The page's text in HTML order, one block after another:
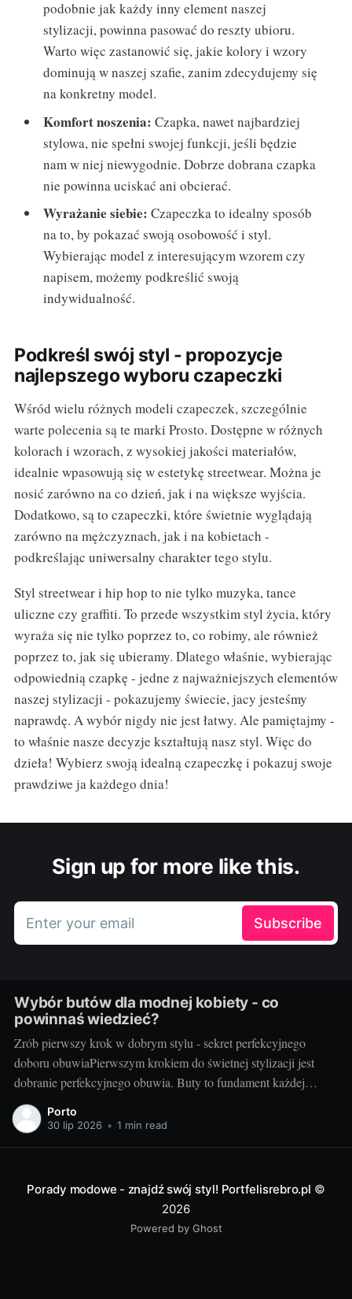
podobnie jak każdy inny element naszej
stylizacji, powinna pasować do reszty ubioru.
Warto więc zastanowić się, jakie kolory i wzory
dominują w naszej szafie, zanim zdecydujemy się
na konkretny model.
Komfort noszenia: Czapka, nawet najbardziej
stylowa, nie spełni swojej funkcji, jeśli będzie
nam w niej niewygodnie. Dobrze dobrana czapka
nie powinna uciskać ani obcierać.
Wyrażanie siebie: Czapeczka to idealny sposób
na to, by pokazać swoją osobowość i styl.
Wybierając model z interesującym wzorem czy
napisem, możemy podkreślić swoją
indywidualność.
Podkreśl swój styl - propozycje
najlepszego wyboru czapeczki
Wśród wielu różnych modeli czapeczek, szczególnie
warte polecenia są te marki Prosto. Dostępne w różnych
kolorach i wzorach, z wysokiej jakości materiałów,
idealnie wpasowują się w estetykę streetwear. Można je
nosić zarówno na co dzień, jak i na większe wyjścia.
Dodatkowo, są to czapeczki, które świetnie wyglądają
zarówno na mężczyznach, jak i na kobietach -
podkreślając uniwersalny charakter tego stylu.
Styl streetwear i hip hop to nie tylko muzyka, tance
uliczne czy graffiti. To przede wszystkim styl życia, który
wyraża się nie tylko poprzez to, co robimy, ale również
poprzez to, jak się ubieramy. Dlatego właśnie, wybierając
odpowiednią czapkę - jedne z najważniejszych elementów
naszej stylizacji - pokazujemy świecie, jacy jesteśmy
naprawdę. A wybór nigdy nie jest łatwy. Ale pamiętajmy -
to właśnie nasze decyzje kształtują nasz styl. Więc do
dzieła! Wybierz swoją idealną czapeczkę i pokazuj swoje
prawdziwe ja każdego dnia!
Sign up for more like this.
Enter your email Subscribe
Wybór butów dla modnej kobiety - co
powinnaś wiedzieć?
Zrób pierwszy krok w dobrym stylu - sekret perfekcyjnego
doboru obuwiaPierwszym krokiem do świetnej stylizacji jest
dobranie perfekcyjnego obuwia. Buty to fundament każdej
modnej kobiety, które decydują o komforcie i zakresie ruchu, ale
przede wszystkim są elementem wyrazu i kontynuacją naszej
Porto
30 lip 2026 • 1 min read
Porady modowe - znajdź swój styl! Portfelisrebro.pl ©
2026
Powered by Ghost